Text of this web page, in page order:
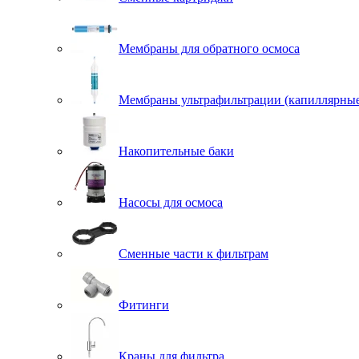
Мембраны для обратного осмоса
Мембраны ультрафильтрации
Накопительные баки
Насосы для осмоса
Сменные части к фильтрам
Фитинги
Краны для фильтра